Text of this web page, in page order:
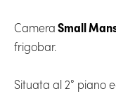
CameraSmall
frigobar.
Situata al 2° piano